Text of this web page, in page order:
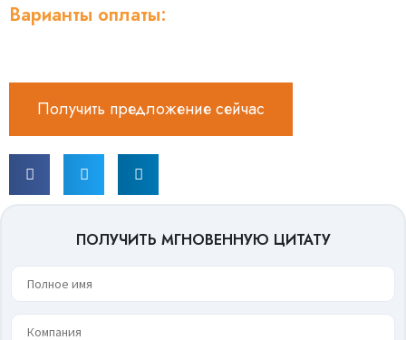
Варианты оплаты:
Получить предложение сейчас
ПОЛУЧИТЬ МГНОВЕННУЮ ЦИТАТУ